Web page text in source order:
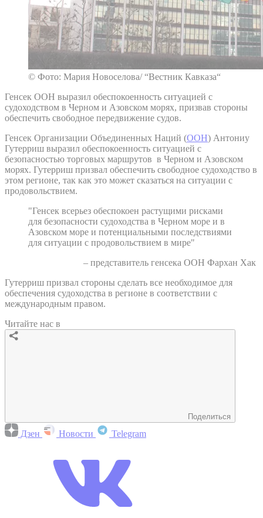
© Фото: Мария Новоселова/ “Вестник Кавказа“
Генсек ООН выразил обеспокоенность ситуацией с
судоходством в Черном и Азовском морях, призвав стороны
обеспечить свободное передвижение судов.
Генсек Организации Объединенных Наций (ООН) Антониу
Гутерриш выразил обеспокоенность ситуацией с
безопасностью торговых маршрутов в Черном и Азовском
морях. Гутерриш призвал обеспечить свободное судоходство в
этом регионе, так как это может сказаться на ситуации с
продовольствием.
"Генсек всерьез обеспокоен растущими рисками
для безопасности судоходства в Черном море и в
Азовском море и потенциальными последствиями
для ситуации с продовольствием в мире"
– представитель генсека ООН Фархан Хак
Гутерриш призвал стороны сделать все необходимое для
обеспечения судоходства в регионе в соответствии с
международным правом.
Читайте нас в
Поделиться
Дзен Новости Telegram